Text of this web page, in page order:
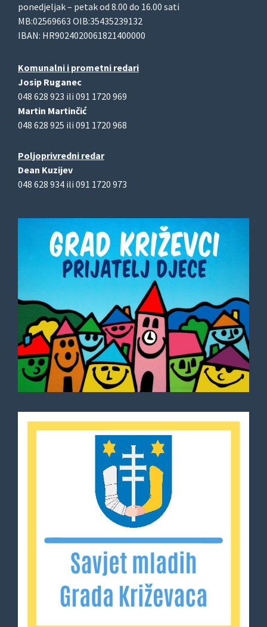
ponedjeljak – petak od 8.00 do 16.00 sati
MB:02569663 OIB:35435239132
IBAN: HR9024020061821400000
Komunalni i prometni redari
Josip Ruganec
048 628 923 ili 091 1720 969
Martin Martinčić
048 628 925 ili 091 1720 968
Poljoprivredni redar
Dean Kuzijev
048 628 934 ili 091 1720 973